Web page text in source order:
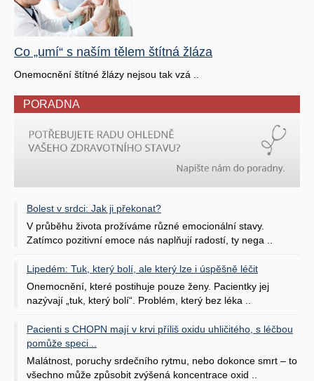
Co „umí“ s naším tělem štítná žláza
Onemocnění štítné žlázy nejsou tak vzá ..
PORADNA
Bolest v srdci: Jak ji překonat?
V průběhu života prožíváme různé emocionální stavy.
Zatímco pozitivní emoce nás naplňují radostí, ty nega ..
Lipedém: Tuk, který bolí, ale který lze i úspěšně léčit
Onemocnění, které postihuje pouze ženy. Pacientky jej
nazývají „tuk, který bolí“. Problém, který bez léka ..
Pacienti s CHOPN mají v krvi příliš oxidu uhličitého, s léčbou
pomůže speci ..
Malátnost, poruchy srdečního rytmu, nebo dokonce smrt – to
všechno může způsobit zvýšená koncentrace oxid ..